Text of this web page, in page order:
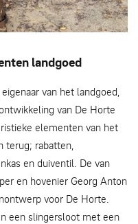
landgoed
van het landgoed,
van De Horte
elementen van het
terug; rabatten,
en duiventil. De van
en hovenier Georg Anton
voor De Horte.
een slingersloot met een